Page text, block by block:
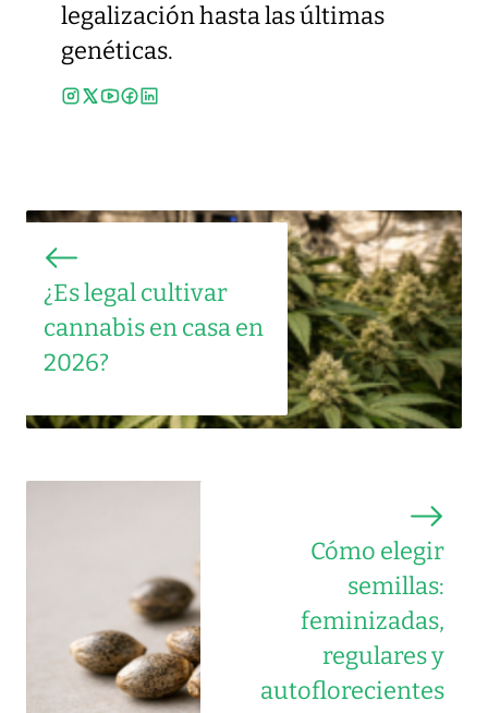
legalización hasta las últimas
genéticas.
¿Es legal cultivar
cannabis en casa en
2026?
Cómo elegir
semillas:
feminizadas,
regulares y
autoflorecientes